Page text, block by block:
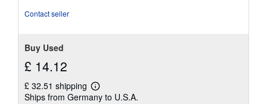
Contact seller
Buy Used
£ 14.12
£ 32.51 shipping
Learn
more
Ships from Germany to U.S.A.